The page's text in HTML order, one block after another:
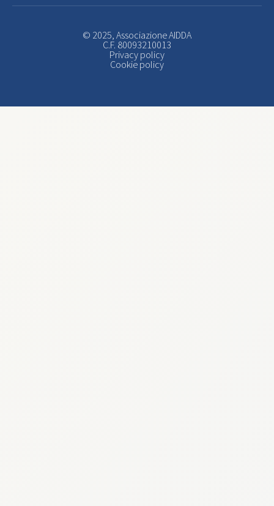
© 2025, Associazione AIDDA
C.F. 80093210013
Privacy policy
Cookie policy